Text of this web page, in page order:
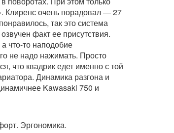
Клиренс очень порадовал — 27
так это система
факт ее присутствия.
что-то наподобие
не надо нажимать. Просто
что квадрик едет именно с той
Динамика разгона и
Kawasaki 750 и
Эргономика.